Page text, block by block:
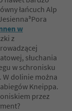
łańcuch Alp
w
z
słuchania
w schronisku
W dolinie można
Kneippa.
przez